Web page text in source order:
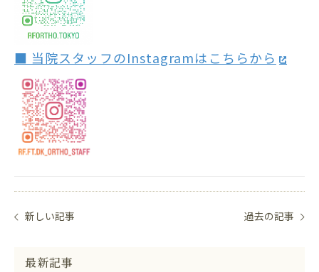
■ 当院スタッフのInstagramはこちらから
新しい記事 過去の記事
最新記事